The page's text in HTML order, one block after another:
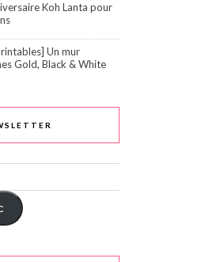
Koh Lanta pour
Un mur
Gold, Black & White